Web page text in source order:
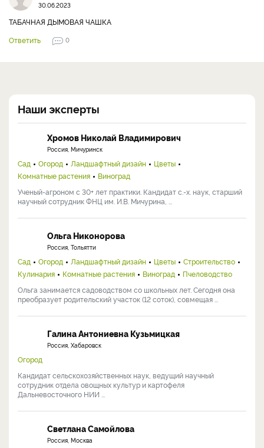
30.06.2023
ТАБАЧНАЯ ДЫМОВАЯ ЧАШКА
Ответить
0
Наши эксперты
Хромов Николай Владимирович
Россия, Мичуринск
Сад Огород Ландшафтный дизайн
Цветы
Комнатные растения
Виноград
Ученый-агроном с 30+ лет практики. Кандидат с.-х. наук, старший
научный сотрудник ФНЦ им. И.В. Мичурина, ...
Ольга Никонорова
Россия, Тольятти
Сад Огород Ландшафтный дизайн Цветы
Строительство
Кулинария
Комнатные растения Виноград
Пчеловодство
Ольга занимается садоводством со школьных лет. Сегодня она
преобразует родительский участок (12 соток), совмещая ...
Галина Антониевна Кузьмицкая
Россия, Хабаровск
Огород
Кандидат сельскохозяйственных наук, ведущий научный
сотрудник отдела овощных культур и картофеля
Дальневосточного НИИ ...
Светлана Самойлова
Россия, Москва